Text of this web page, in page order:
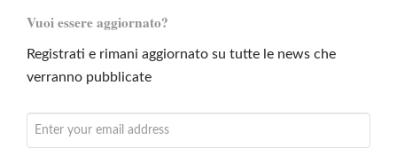
Vuoi essere aggiornato?
Registrati e rimani aggiornato su tutte le news che
verranno pubblicate